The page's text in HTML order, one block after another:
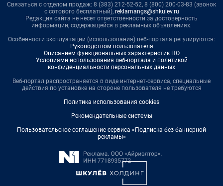
Связаться с отделом продаж: 8 (383) 212-52-52, 8 (800) 200-03-83 (звонок
с сотового бесплатный), reklamangs@shkulev.ru
Редакция сайта не несет ответственности за достоверность
информации, содержащейся в рекламных объявлениях.
Особенности эксплуатации (использования) веб-портала регулируются:
Руководством пользователя
Описанием функциональных характеристик ПО
Условиями использования веб-портала и политикой
конфиденциальности персональных данных
Веб-портал распространяется в виде интернет-сервиса, специальные
действия по установке на стороне пользователя не требуются
Политика использования cookies
Рекомендательные системы
Пользовательское соглашение сервиса «Подписка без баннерной
рекламы»